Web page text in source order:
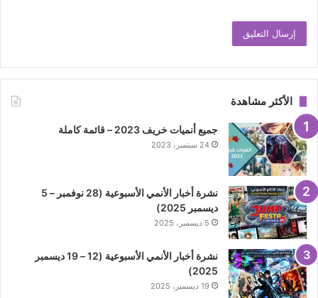
الأكثر مشاهدة
جميع أنميات خريف 2023 – قائمة كاملة
24 سبتمبر، 2023
نشرة أخبار الأنمي الأسبوعية (28 نوفمبر – 5
ديسمبر 2025)
5 ديسمبر، 2025
نشرة أخبار الأنمي الأسبوعية (12 – 19 ديسمبر
2025)
19 ديسمبر، 2025